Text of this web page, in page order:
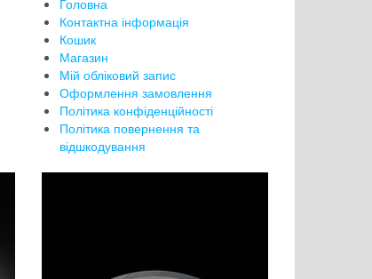
Головна
Контактна інформація
Кошик
Магазин
Мій обліковий запис
Оформлення замовлення
Політика конфіденційності
Політика повернення та
відшкодування